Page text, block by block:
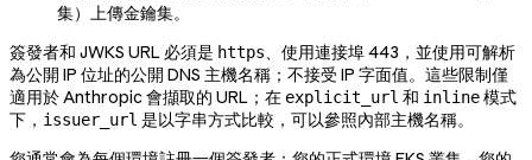
集）上傳金鑰集。
簽發者和 JWKS URL 必須是 https、使用連接埠 443，並使用可解析
為公開 IP 位址的公開 DNS 主機名稱；不接受 IP 字面值。這些限制僅
適用於 Anthropic 會擷取的 URL；在 explicit_url 和 inline模式
下， issuer_url 是以字串方式比較，可以參照內部主機名稱。